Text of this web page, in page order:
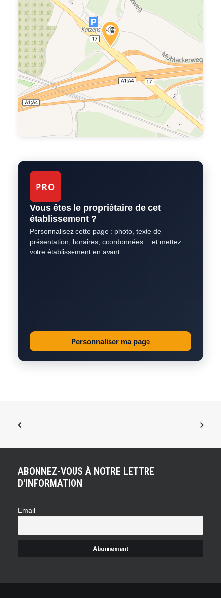
PRO
Vous êtes le propriétaire de cet
établissement ?
Personnalisez cette page : photo, texte de
présentation, horaires, coordonnées… et mettez
votre établissement en avant.
Personnaliser ma page
ABONNEZ-VOUS À NOTRE LETTRE
D'INFORMATION
Email